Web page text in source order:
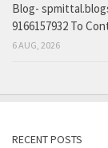
Blog-
9166157932 To
6 AUG, 2026
RECENT POSTS